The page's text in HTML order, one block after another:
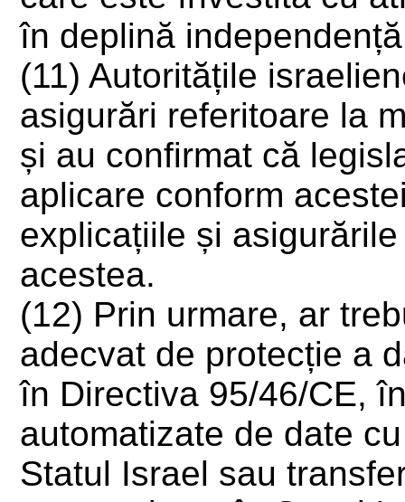
în deplină
(11) Autoritățile
asigurări referitoare la
și au confirmat că
aplicare conform
explicațiile și
acestea.
(12) Prin urmare, ar
adecvat de protecție a
în Directiva 95/46/CE,
automatizate de date
Statul Israel sau